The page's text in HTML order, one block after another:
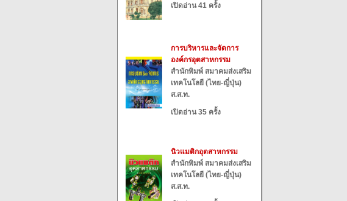
เปิดอ่าน 41 ครั้ง
การบริหารและจัดการ
องค์กรอุตสาหกรรม
สำนักพิมพ์ สมาคมส่งเสริม
เทคโนโลยี (ไทย-ญี่ปุ่น)
ส.ส.ท.
เปิดอ่าน 35 ครั้ง
นิวแมติกอุตสาหกรรม
สำนักพิมพ์ สมาคมส่งเสริม
เทคโนโลยี (ไทย-ญี่ปุ่น)
ส.ส.ท.